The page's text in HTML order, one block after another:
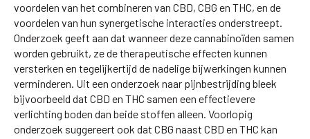
voordelen van het combineren van CBD, CBG en THC, en de
voordelen van hun synergetische interacties onderstreept.
Onderzoek geeft aan dat wanneer deze cannabinoïden samen
worden gebruikt, ze de therapeutische effecten kunnen
versterken en tegelijkertijd de nadelige bijwerkingen kunnen
verminderen. Uit een onderzoek naar pijnbestrijding bleek
bijvoorbeeld dat CBD en THC samen een effectievere
verlichting boden dan beide stoffen alleen. Voorlopig
onderzoek suggereert ook dat CBG naast CBD en THC kan